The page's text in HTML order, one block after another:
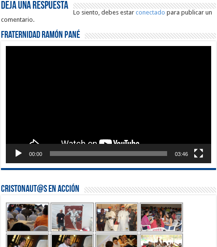
Deja una respuesta
Lo siento, debes estarconectado para publicar un
comentario.
Fraternidad Ramón Pané
00:00 03:46
Cristonaut@s en Acción